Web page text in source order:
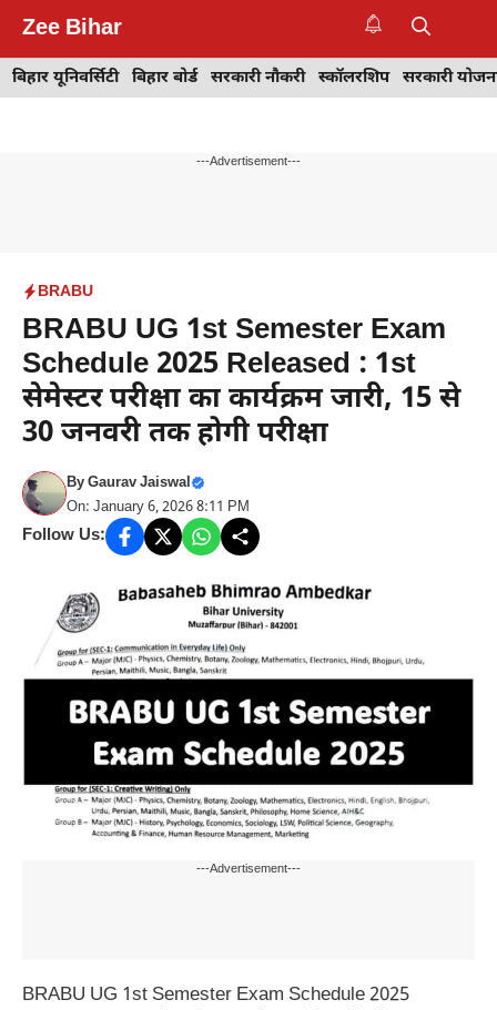
content
Zee Bihar
बिहार यूनिवर्सिटी बिहार बोर्ड सरकारी नौकरी स्कॉलरशिप सरकारी
---Advertisement---
BRABU
BRABU UG 1st Semester Exam
Schedule 2025 Released : 1st
सेमेस्टर परीक्षा का कार्यक्रम जारी, 15 से
30 जनवरी तक होगी परीक्षा
ByGaurav Jaiswal
On: January 6, 2026 8:11 PM
Follow Us:
---Advertisement---
BRABU UG 1st Semester Exam Schedule 2025